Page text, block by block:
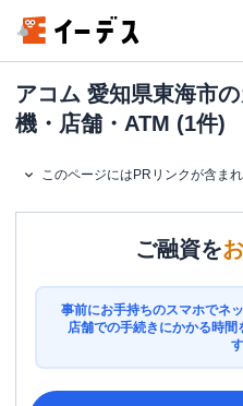
アコム 愛知県東海市
機・店舗・ATM (1件)
このページにはPRリンクが含ま
ご融資を
事前にお手持ちのスマホでネ
店舗での手続きにかかる時